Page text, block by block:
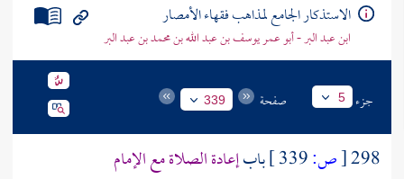
الاستذكار الجامع لمذاهب فقهاء الأمصار
ابن عبد البر - أبو عمر يوسف بن عبد الله بن محمد بن عبد البر
جزء 5 صفحة 339
298
[ص: بابإعادة الصلاة مع الإمام